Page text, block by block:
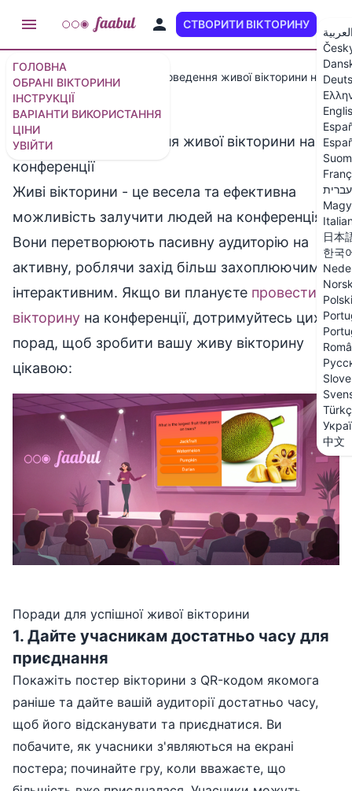
ГОЛОВНА
ОБРАНІ ВІКТОРИНИ
ІНСТРУКЦІЇ
ВАРІАНТИ ВИКОРИСТАННЯ
ЦІНИ
УВІЙТИ
СТВОРИТИ ВІКТОРИНУ
עברית
日本
한국
Polski
中文
Інструкції Поради для проведення живої вікторини на
Поради для проведення живої вікторини на
конференції
Живі вікторини - це весела та ефективна
можливість залучити людей на конференціях.
Вони перетворюють пасивну аудиторію на
активну, роблячи захід більш захоплюючим та
інтерактивним. Якщо ви плануєте провести
вікторину на конференції, дотримуйтесь цих
порад, щоб зробити вашу живу вікторину
цікавою:
Поради для успішної живої вікторини
1. Дайте учасникам достатньо часу для
приєднання
Покажіть постер вікторини з QR-кодом якомога
раніше та дайте вашій аудиторії достатньо часу,
щоб його відсканувати та приєднатися. Ви
побачите, як учасники з'являються на екрані
постера; починайте гру, коли вважаєте, що